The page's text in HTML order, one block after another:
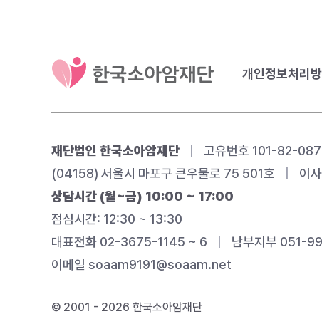
개인정보처리
재단법인 한국소아암재단
고유번호 101-82-
(04158) 서울시 마포구 큰우물로 75 501호
이
상담시간 (월~금) 10:00 ~ 17:00
점심시간: 12:30 ~ 13:30
대표전화 02-3675-1145 ~ 6
남부지부 051-
이메일 soaam9191@soaam.net
© 2001 - 2026 한국소아암재단